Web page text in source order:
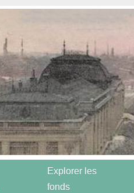
Explorer les
fonds